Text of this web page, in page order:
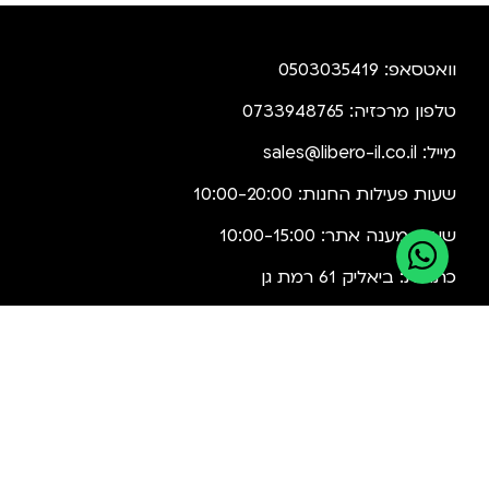
וואטסאפ: 0503035419
טלפון מרכזיה: 0733948765
מייל:sales@libero-il.co.il
שעות פעילות החנות: 10:00-20:00
שעות מענה אתר: 10:00-15:00
כתובת: ביאליק 61 רמת גן